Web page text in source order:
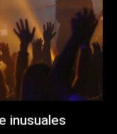
inusuales